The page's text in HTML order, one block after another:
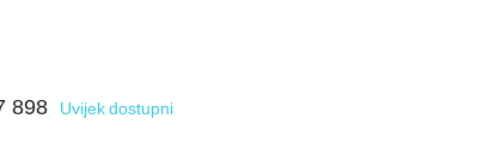
898 Uvijek dostupni